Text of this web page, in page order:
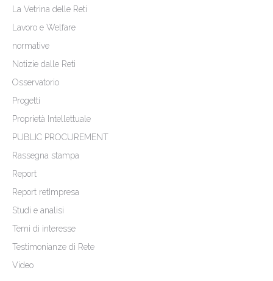
La Vetrina delle Reti
Lavoro e Welfare
normative
Notizie dalle Reti
Osservatorio
Progetti
Proprietà Intellettuale
PUBLIC PROCUREMENT
Rassegna stampa
Report
Report retImpresa
Studi e analisi
Temi di interesse
Testimonianze di Rete
Video